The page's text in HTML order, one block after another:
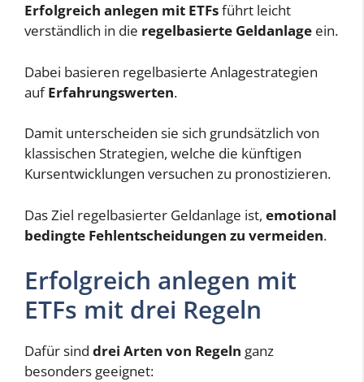
Erfolgreich anlegen mit ETFsführt leicht
verständlich in die regelbasierte Geldanlage ein.
Dabei basieren regelbasierte Anlagestrategien
aufErfahrungswerten.
Damit unterscheiden sie sich grundsätzlich von
klassischen Strategien, welche die künftigen
Kursentwicklungen versuchen zu pronostizieren.
Das Ziel regelbasierter Geldanlage ist, emotional
bedingte Fehlentscheidungen zu vermeiden.
Erfolgreich anlegen mit
ETFs mit drei Regeln
Dafür sind drei Arten von Regeln ganz
besonders geeignet: